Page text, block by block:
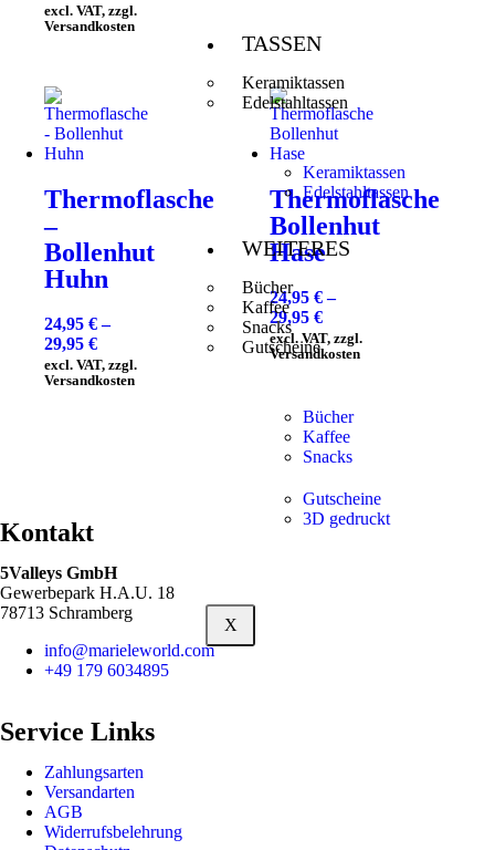
TASSEN
Keramiktassen
Edelstahltassen
Keramiktassen
Edelstahltassen
WEITERES
Bücher
Kaffee
Snacks
Gutscheine
Bücher
Kaffee
Snacks
Gutscheine
3D gedruckt
X
excl. VAT, zzgl.
Versandkosten
Thermoflasche
–
Bollenhut
Huhn
24,95 €–
29,95 €
excl. VAT, zzgl.
Versandkosten
Thermoflasche
Bollenhut
Hase
24,95 €–
29,95 €
excl. VAT, zzgl.
Versandkosten
Kontakt
5Valleys GmbH
Gewerbepark H.A.U. 18
78713 Schramberg
info@marieleworld.com
+49 179 6034895
Service Links
Zahlungsarten
Versandarten
AGB
Widerrufsbelehrung